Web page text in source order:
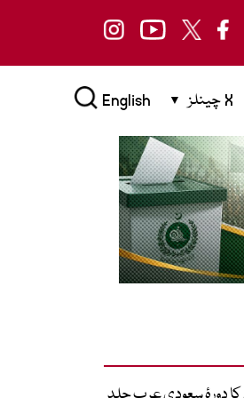
X چینلز English